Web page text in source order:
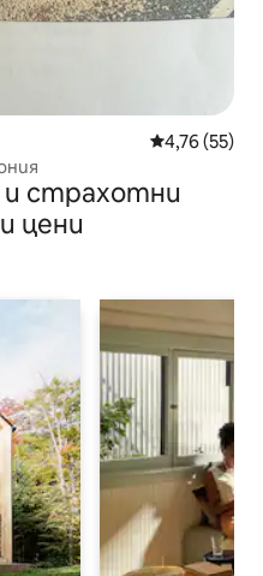
Средна
4,76 (55)
страхотни
цени